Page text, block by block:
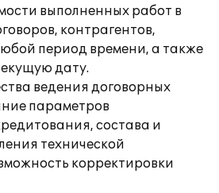
выполненных работ в
контрагентов,
период времени, а также
дату.
ведения договорных
параметров
состава и
технической
корректировки